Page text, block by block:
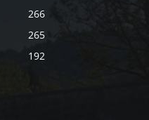
266
265
192